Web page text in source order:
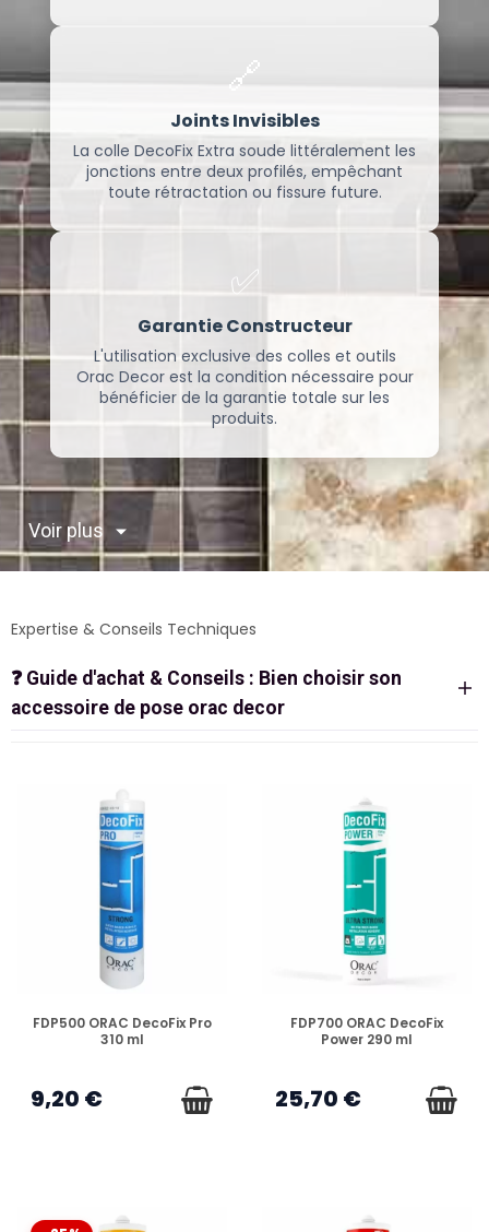
🔗
Joints Invisibles
La colle DecoFix Extra soude littéralement les
jonctions entre deux profilés, empêchant
toute rétractation ou fissure future.
✅
Garantie Constructeur
L'utilisation exclusive des colles et outils
Orac Decor est la condition nécessaire pour
bénéficier de la garantie totale sur les
produits.
Voir plus
Expertise & Conseils Techniques
❓ Guide d'achat & Conseils : Bien choisir son
accessoire de pose orac decor
La réussite de votre installation dépend à 100% du choix
de la colle. Chez
, la colle n'est pas un
simple adhésif, c'est une
résine techniquequi
fusionne les éléments avec le mur. Pour bénéficier de la
garantie d'usine et éviter les fissures aux joints, il est
impératif d'utiliser le trio gagnant : DecoFix Pro, Power et
Extra. Retrouvez aussi les outils de découpe (scies,
boîtes à onglets) adaptés aux matériaux durs.
EN STOCK
FDP500 ORAC DecoFix Pro
310 ml
9,20 €
EN STOCK
FDP700 ORAC DecoFix
Power 290 ml
25,70 €